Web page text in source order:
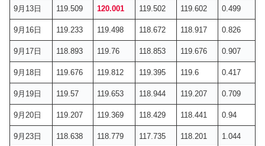
9月13日 119.509 120.001 119.502 119.602 0.499
9月16日 119.233 119.498 118.672 118.917 0.826
9月17日 118.893 119.76 118.853 119.676 0.907
9月18日 119.676 119.812 119.395 119.6 0.417
9月19日 119.57 119.653 118.944 119.207 0.709
9月20日 119.207 119.369 118.429 118.441 0.94
9月23日 118.638 118.779 117.735 118.201 1.044